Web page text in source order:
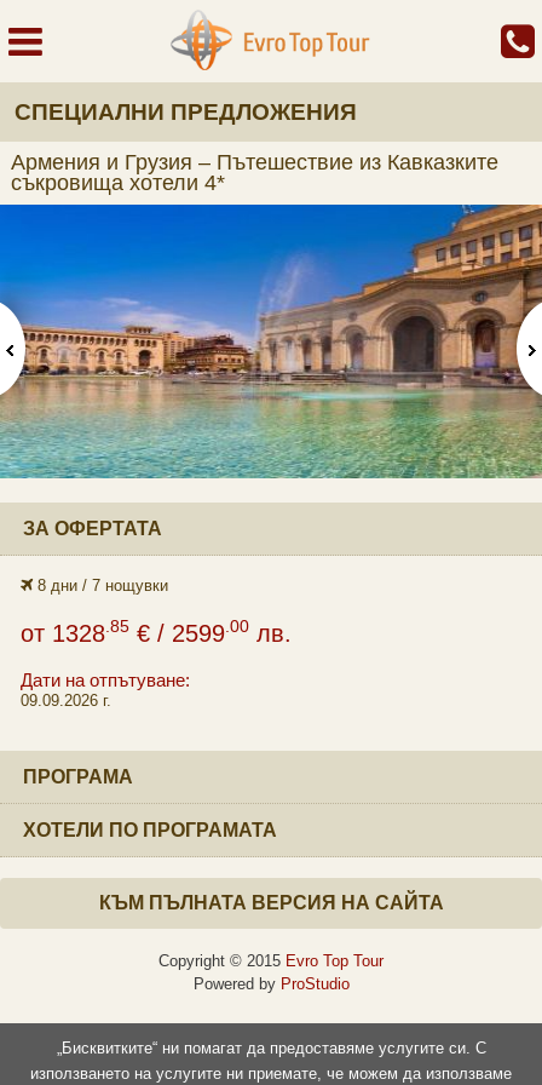
СПЕЦИАЛНИ ПРЕДЛОЖЕНИЯ
Армения и Грузия – Пътешествие из Кавказките
съкровища хотели 4*
ЗА ОФЕРТАТА
8 дни / 7 нощувки
от 1328 .85 € / 2599 .00 лв.
Дати на отпътуване:
09.09.2026 г.
ПРОГРАМА
ХОТЕЛИ ПО ПРОГРАМАТА
КЪМ ПЪЛНАТА ВЕРСИЯ НА САЙТА
Copyright © 2015 Evro Top Tour
Powered by ProStudio
„Бисквитките“ ни помагат да предоставяме услугите си. С
използването на услугите ни приемате, че можем да използваме